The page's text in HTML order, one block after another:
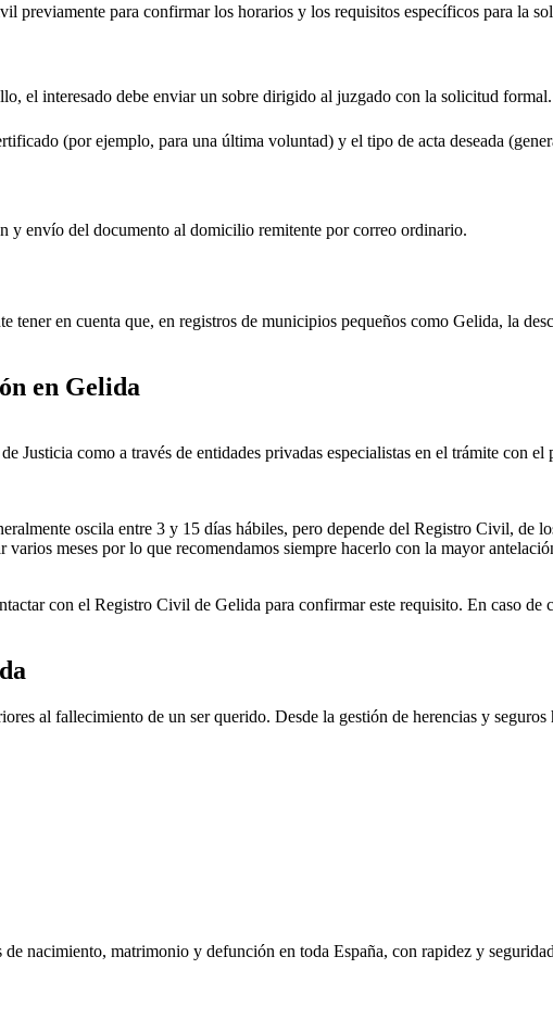
previamente para confirmar los horarios y los requisitos específicos para la
el interesado debe enviar un sobre dirigido al juzgado con la solicitud formal.
(por ejemplo, para una última voluntad) y el tipo de acta deseada
y envío del documento al domicilio remitente por correo ordinario.
tener en cuenta que, en registros de municipios pequeños como Gelida, la
en Gelida
como a través de entidades privadas especialistas en el trámite con el
oscila entre 3 y 15 días hábiles, pero depende del Registro Civil, de
meses por lo que recomendamos siempre hacerlo con la mayor
con el Registro Civil de Gelida para confirmar este requisito. En caso de
al fallecimiento de un ser querido. Desde la gestión de herencias y
nacimiento, matrimonio y defunción en toda España, con rapidez y